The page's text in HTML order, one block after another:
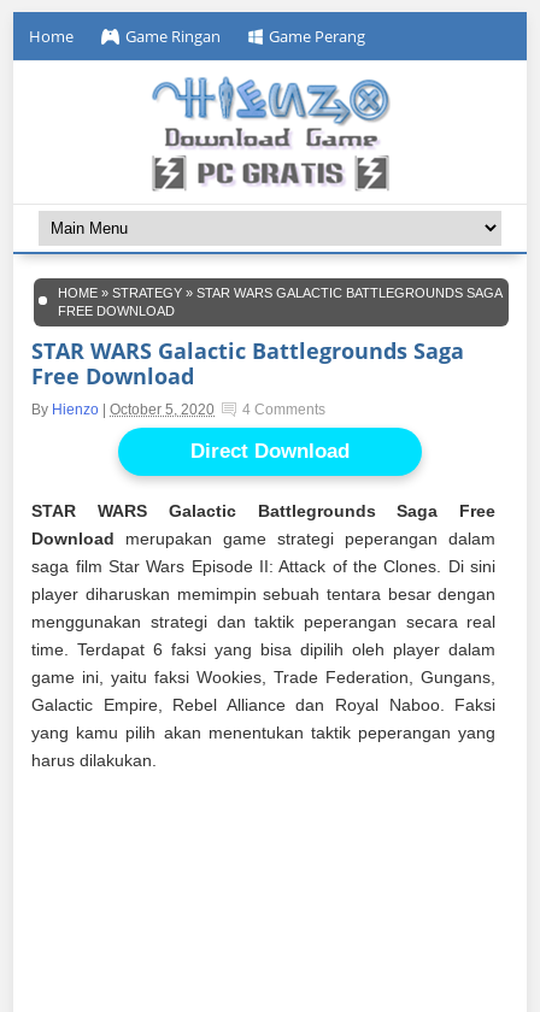
Home Game Ringan Game Perang
HOME »STRATEGY »STAR WARS GALACTIC BATTLEGROUNDS SAGA
FREE DOWNLOAD
STAR WARS Galactic Battlegrounds Saga
Free Download
By Hienzo |October 5, 2020 4 Comments
Direct Download
STAR WARS Galactic Battlegrounds Saga Free
Download merupakan game strategi peperangan dalam
saga film Star Wars Episode II: Attack of the Clones. Di sini
player diharuskan memimpin sebuah tentara besar dengan
menggunakan strategi dan taktik peperangan secara real
time. Terdapat 6 faksi yang bisa dipilih oleh player dalam
game ini, yaitu faksi Wookies, Trade Federation, Gungans,
Galactic Empire, Rebel Alliance dan Royal Naboo. Faksi
yang kamu pilih akan menentukan taktik peperangan yang
harus dilakukan.